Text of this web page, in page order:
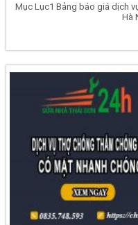
Mục Lục1 Bảng báo giá dịch
Hà